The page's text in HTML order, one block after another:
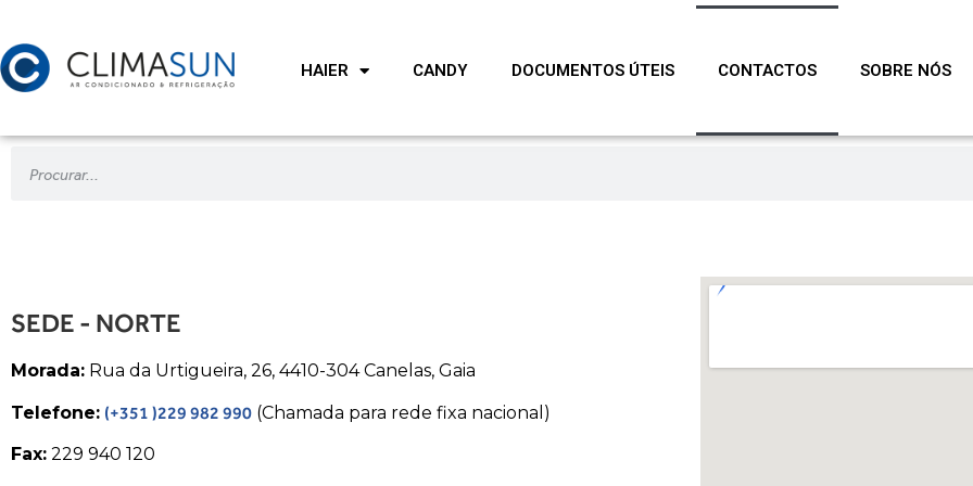
HAIER CANDY DOCUMENTOS ÚTEIS CONTACTOS SOBRE NÓS
SEDE - NORTE
Morada: Rua da Urtigueira, 26, 4410-304 Canelas, Gaia
Telefone: (+351 )229 982 990 (Chamada para rede fixa nacional)
Fax: 229 940 120